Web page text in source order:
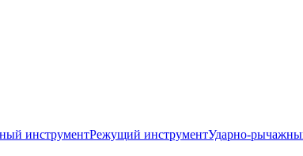
инструментРежущий инструментУдарно-